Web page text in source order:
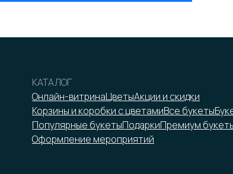
КАТАЛОГ
Онлайн-витринаЦветыАкции и скидки
Корзины и коробки с цветамиВсе букеты
Популярные букетыПодаркиПремиум
Оформление мероприятий